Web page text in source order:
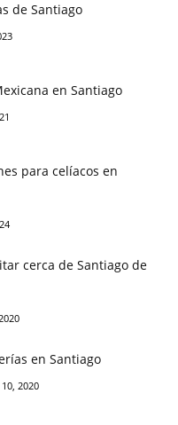
de Santiago
en Santiago
para celíacos en
cerca de Santiago de
en Santiago
2020